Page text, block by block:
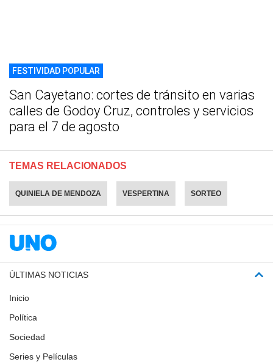
FESTIVIDAD POPULAR
San Cayetano: cortes de tránsito en varias
calles de Godoy Cruz, controles y servicios
para el 7 de agosto
TEMAS RELACIONADOS
QUINIELA DE MENDOZA VESPERTINA SORTEO
ÚLTIMAS NOTICIAS
Inicio
Política
Sociedad
Series y Películas